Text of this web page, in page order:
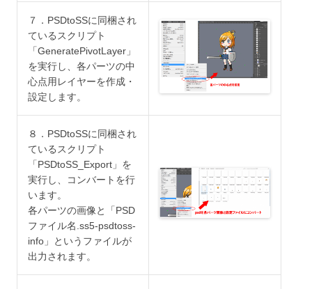
７．PSDtoSSに同梱され
ているスクリプト
「GeneratePivotLayer」
を実行し、各パーツの中
心点用レイヤーを作成・
設定します。
８．PSDtoSSに同梱され
ているスクリプト
「PSDtoSS_Export」を
実行し、コンバートを行
います。
各パーツの画像と「PSD
ファイル名.ss5-psdtoss-
info」というファイルが
出力されます。